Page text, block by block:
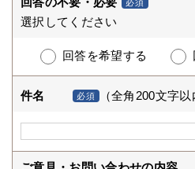
必須
選択してください
回答を希望する
件名 必須 （全角200文字以